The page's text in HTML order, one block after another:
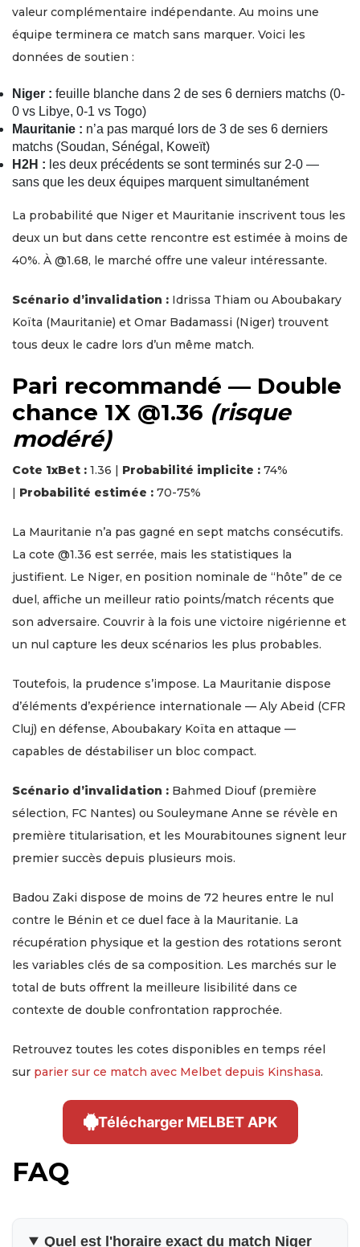
valeur complémentaire indépendante. Au moins une
équipe terminera ce match sans marquer. Voici les
données de soutien :
Niger : feuille blanche dans 2 de ses 6 derniers matchs (0-
0 vs Libye, 0-1 vs Togo)
Mauritanie : n’a pas marqué lors de 3 de ses 6 derniers
matchs (Soudan, Sénégal, Koweït)
H2H : les deux précédents se sont terminés sur 2-0 —
sans que les deux équipes marquent simultanément
La probabilité que Niger et Mauritanie inscrivent tous les
deux un but dans cette rencontre est estimée à moins de
40%. À @1.68, le marché offre une valeur intéressante.
Scénario d’invalidation : Idrissa Thiam ou Aboubakary
Koïta (Mauritanie) et Omar Badamassi (Niger) trouvent
tous deux le cadre lors d’un même match.
Pari recommandé — Double
chance 1X @1.36 (risque
modéré)
Cote 1xBet : 1.36 | Probabilité implicite : 74%
| Probabilité estimée : 70-75%
La Mauritanie n’a pas gagné en sept matchs consécutifs.
La cote @1.36 est serrée, mais les statistiques la
justifient. Le Niger, en position nominale de “hôte” de ce
duel, affiche un meilleur ratio points/match récents que
son adversaire. Couvrir à la fois une victoire nigérienne et
un nul capture les deux scénarios les plus probables.
Toutefois, la prudence s’impose. La Mauritanie dispose
d’éléments d’expérience internationale — Aly Abeid (CFR
Cluj) en défense, Aboubakary Koïta en attaque —
capables de déstabiliser un bloc compact.
Scénario d’invalidation : Bahmed Diouf (première
sélection, FC Nantes) ou Souleymane Anne se révèle en
première titularisation, et les Mourabitounes signent leur
premier succès depuis plusieurs mois.
Badou Zaki dispose de moins de 72 heures entre le nul
contre le Bénin et ce duel face à la Mauritanie. La
récupération physique et la gestion des rotations seront
les variables clés de sa composition. Les marchés sur le
total de buts offrent la meilleure lisibilité dans ce
contexte de double confrontation rapprochée.
Retrouvez toutes les cotes disponibles en temps réel
sur parier sur ce match avec Melbet depuis Kinshasa.
Télécharger MELBET APK
FAQ
Quel est l'horaire exact du match Niger